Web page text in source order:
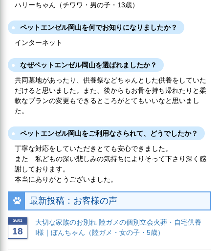
ハリーちゃん（チワワ・男の子・13歳）
ペットエンゼル岡山を何でお知りになりましたか？
インターネット
なぜペットエンゼル岡山を選ばれましたか？
共同墓地があったり、供養祭などちゃんとした供養をしていた
だけると思いました。また、後からもお骨を持ち帰れたりと柔
軟なプランの変更もできるところがとてもいいなと思いまし
た。
ペットエンゼル岡山をご利用なさられて、どうでしたか？
丁寧な対応をしていただきとても安心できました。
また 私どもの深い悲しみの気持ちによりそって下さり深く感
謝しております。
本当にありがとうございました。
最新投稿：お客様の声
26/01
18
大切な家族のお別れ 陸ガメの個別立会火葬・自宅供養
I様｜ぼんちゃん（陸ガメ・女の子・5歳）